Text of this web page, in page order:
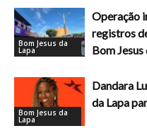
Bom Jesus da
Lapa
Operação
registros
Bom Jesus
Bom Jesus da
Lapa
Dandara
da Lapa